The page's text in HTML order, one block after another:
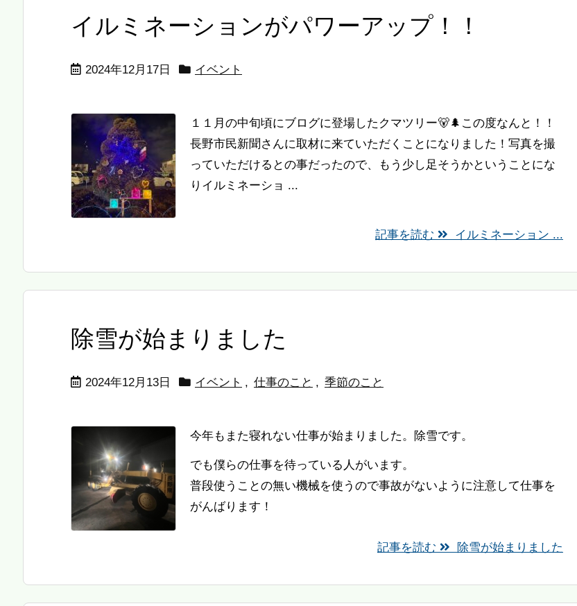
イルミネーションがパワーアップ！！
2024年12月17日 イベント
１１月の中旬頃にブログに登場したクマツリー🐻🌲この度なんと！！
長野市民新聞さんに取材に来ていただくことになりました！写真を撮
っていただけるとの事だったので、もう少し足そうかということにな
りイルミネーショ ...
記事を読む イルミネーション ...
除雪が始まりました
2024年12月13日 イベント , 仕事のこと , 季節のこと
今年もまた寝れない仕事が始まりました。除雪です。
でも僕らの仕事を待っている人がいます。
普段使うことの無い機械を使うので事故がないように注意して仕事を
がんばります！
記事を読む 除雪が始まりました